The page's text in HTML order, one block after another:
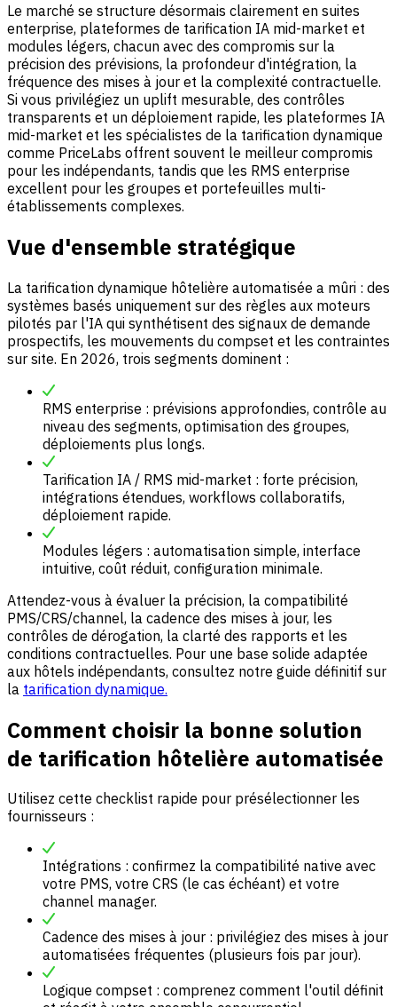
Le marché se structure désormais clairement en suites
enterprise, plateformes de tarification IA mid-market et
modules légers, chacun avec des compromis sur la
précision des prévisions, la profondeur d'intégration, la
fréquence des mises à jour et la complexité contractuelle.
Si vous privilégiez un uplift mesurable, des contrôles
transparents et un déploiement rapide, les plateformes IA
mid-market et les spécialistes de la tarification dynamique
comme PriceLabs offrent souvent le meilleur compromis
pour les indépendants, tandis que les RMS enterprise
excellent pour les groupes et portefeuilles multi-
établissements complexes.
Vue d'ensemble stratégique
La tarification dynamique hôtelière automatisée a mûri : des
systèmes basés uniquement sur des règles aux moteurs
pilotés par l'IA qui synthétisent des signaux de demande
prospectifs, les mouvements du compset et les contraintes
sur site. En 2026, trois segments dominent :
RMS enterprise : prévisions approfondies, contrôle au
niveau des segments, optimisation des groupes,
déploiements plus longs.
Tarification IA / RMS mid-market : forte précision,
intégrations étendues, workflows collaboratifs,
déploiement rapide.
Modules légers : automatisation simple, interface
intuitive, coût réduit, configuration minimale.
Attendez-vous à évaluer la précision, la compatibilité
PMS/CRS/channel, la cadence des mises à jour, les
contrôles de dérogation, la clarté des rapports et les
conditions contractuelles. Pour une base solide adaptée
aux hôtels indépendants, consultez notre guide définitif sur
la tarification dynamique.
Comment choisir la bonne solution
de tarification hôtelière automatisée
Utilisez cette checklist rapide pour présélectionner les
fournisseurs :
Intégrations : confirmez la compatibilité native avec
votre PMS, votre CRS (le cas échéant) et votre
channel manager.
Cadence des mises à jour : privilégiez des mises à jour
automatisées fréquentes (plusieurs fois par jour).
Logique compset : comprenez comment l'outil définit